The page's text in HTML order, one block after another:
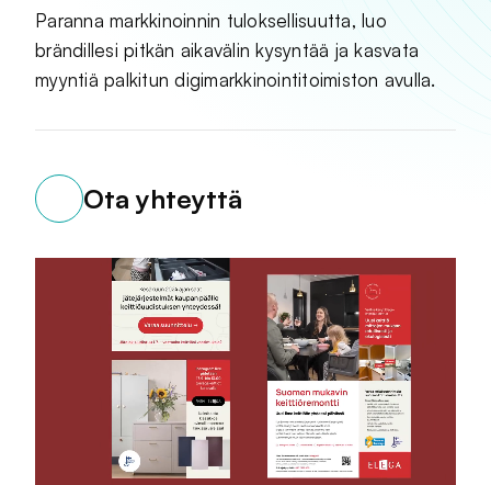
Paranna markkinoinnin tuloksellisuutta, luo
brändillesi pitkän aikavälin kysyntää ja kasvata
myyntiä palkitun digimarkkinointitoimiston avulla.
Ota yhteyttä